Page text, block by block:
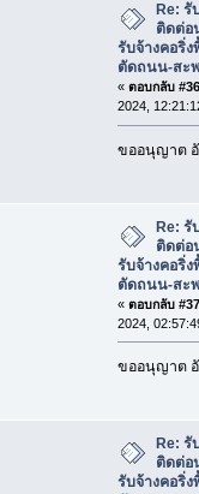
Re: รั
ติดต่อ
รับจ้างคอริ่
ตัดถนน-สะ
« ตอบกลับ
2024,
ขออนุญาต
Re: รั
ติดต่อ
รับจ้างคอริ่
ตัดถนน-สะ
« ตอบกลับ
2024,
ขออนุญาต
Re: รั
ติดต่อ
รับจ้างคอริ่